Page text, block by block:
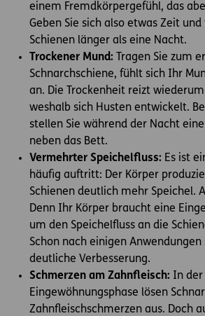
einem Fremdkörpergefühl, das
Geben Sie sich also etwas Zeit
Schienen länger als eine Nacht.
Trockener Mund: Tragen Sie zum
Schnarchschiene, fühlt sich Ihr
an. Die Trockenheit reizt
weshalb sich Husten entwickelt.
stellen Sie während der Nacht
neben das Bett.
Vermehrter Speichelfluss: Es ist
häufig auftritt: Der Körper
Schienen deutlich mehr Speichel.
Denn Ihr Körper braucht eine
um den Speichelfluss an die
Schon nach einigen Anwendungen
deutliche Verbesserung.
Schmerzen am Zahnfleisch: In der
Eingewöhnungsphase lösen
Zahnfleischschmerzen aus. Doch